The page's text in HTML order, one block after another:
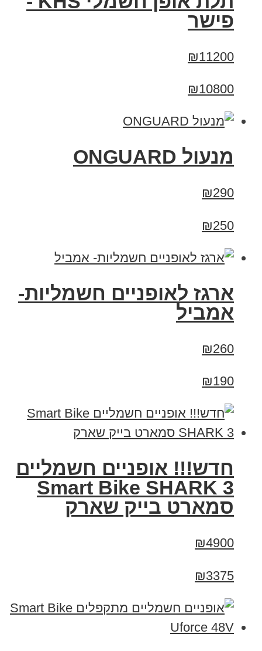
פישר
₪11200
₪10800
מנעול ONGUARD
₪290
₪250
ארגז לאופניים חשמליות-
אמביל
₪260
₪190
חדש!!! אופניים חשמליים
Smart Bike SHARK 3
סמארט בייק שארק
₪4900
₪3375